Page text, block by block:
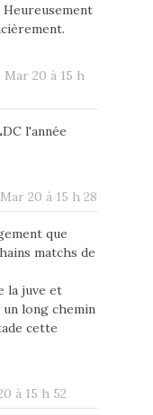
Heureusement
Mar 20 à 15 h
l'année
20 à 15 h 28
que
matchs de
la juve et
un long chemin
cette
à 15 h 52